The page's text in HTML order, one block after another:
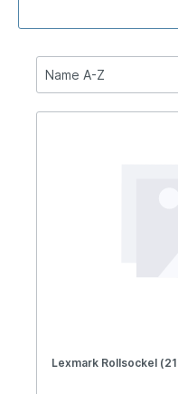
Lexmark Rollsockel